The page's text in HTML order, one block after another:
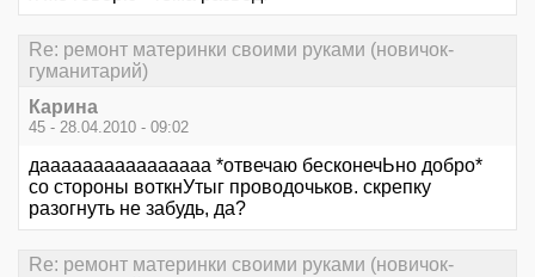
Re: ремонт материнки своими руками (новичок-
гуманитарий)
Карина
45 - 28.04.2010 - 09:02
даааааааааааааааа *отвечаю бесконечЬно добро*
со стороны воткнУтыг проводочьков. скрепку
разогнуть не забудь, да?
Re: ремонт материнки своими руками (новичок-